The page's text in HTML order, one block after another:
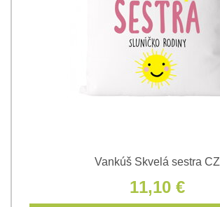
Vankúš Skvelá sestra CZ
11,10 €